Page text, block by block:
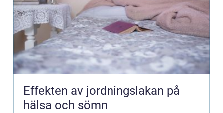
Effekten av jordningslakan på
hälsa och sömn